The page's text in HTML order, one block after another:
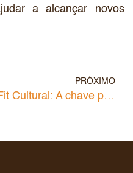
a alcançar novos
PRÓXIMO
Fit Cultural: A chave para o sucesso